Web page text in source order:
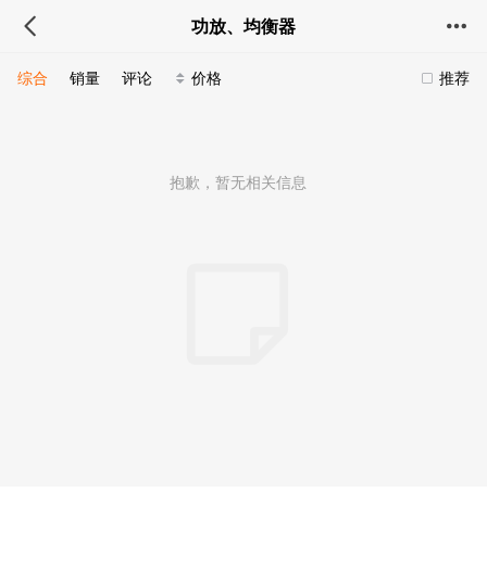
功放、均衡器
推荐
综合 销量 评论 价格
抱歉，暂无相关信息